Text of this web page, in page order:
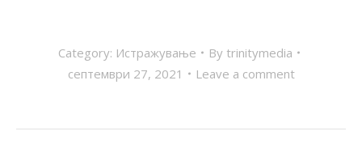
Category: Истражување By trinitymedia
септември 27, 2021
Leave a comment